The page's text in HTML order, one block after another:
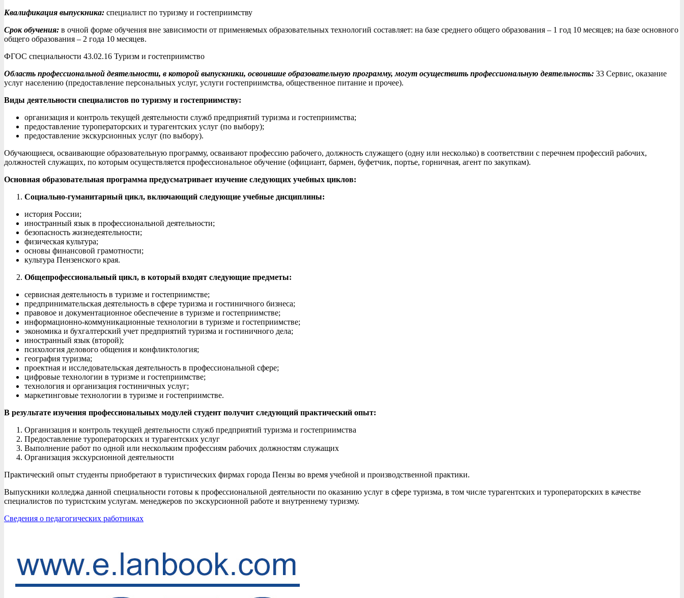
Квалификация выпускника: специалист по туризму и гостеприимству
Срок обучения: в очной форме обучения вне зависимости от применяемых образовательных технологий составляет: на базе среднего общего образования – 1 год 10 месяцев; на базе основного
общего образования – 2 года 10 месяцев.
ФГОС специальности 43.02.16 Туризм и гостеприимство
Область профессиональной деятельности, в которой выпускники, освоившие образовательную программу, могут осуществить профессиональную деятельность: 33 Сервис, оказание
услуг населению (предоставление персональных услуг, услуги гостеприимства, общественное питание и прочее).
Виды деятельности специалистов по туризму и гостеприимству:
организация и контроль текущей деятельности служб предприятий туризма и гостеприимства;
предоставление туроператорских и турагентских услуг (по выбору);
предоставление экскурсионных услуг (по выбору).
Обучающиеся, осваивающие образовательную программу, осваивают профессию рабочего, должность служащего (одну или несколько) в соответствии с перечнем профессий рабочих,
должностей служащих, по которым осуществляется профессиональное обучение (официант, бармен, буфетчик, портье, горничная, агент по закупкам).
Основная образовательная программа предусматривает изучение следующих учебных циклов:
Социально-гуманитарный цикл, включающий следующие учебные дисциплины:
история России;
иностранный язык в профессиональной деятельности;
безопасность жизнедеятельности;
физическая культура;
основы финансовой грамотности;
культура Пензенского края.
Общепрофессиональный цикл, в который входят следующие предметы:
сервисная деятельность в туризме и гостеприимстве;
предпринимательская деятельность в сфере туризма и гостиничного бизнеса;
правовое и документационное обеспечение в туризме и гостеприимстве;
информационно-коммуникационные технологии в туризме и гостеприимстве;
экономика и бухгалтерский учет предприятий туризма и гостиничного дела;
иностранный язык (второй);
психология делового общения и конфликтология;
география туризма;
проектная и исследовательская деятельность в профессиональной сфере;
цифровые технологии в туризме и гостеприимстве;
технология и организация гостиничных услуг;
маркетинговые технологии в туризме и гостеприимстве.
В результате изучения профессиональных модулей студент получит следующий практический опыт:
Организация и контроль текущей деятельности служб предприятий туризма и гостеприимства
Предоставление туроператорских и турагентских услуг
Выполнение работ по одной или нескольким профессиям рабочих должностям служащих
Организация экскурсионной деятельности
Практический опыт студенты приобретают в туристических фирмах города Пензы во время учебной и производственной практики.
Выпускники колледжа данной специальности готовы к профессиональной деятельности по оказанию услуг в сфере туризма, в том числе турагентских и туроператорских в качестве
специалистов по туристским услугам. менеджеров по экскурсионной работе и внутреннему туризму.
Сведения о педагогических работниках